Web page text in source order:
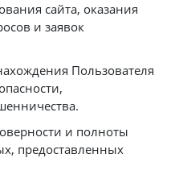
сайта, оказания
и заявок
Пользователя
и полноты
предоставленных